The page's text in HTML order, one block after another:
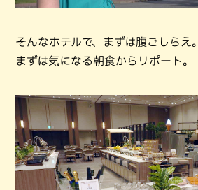
そんなホテルで、まずは腹ごしらえ。
まずは気になる朝食からリポート。